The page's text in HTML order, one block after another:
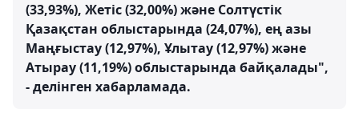
(33,93%), Жетіс (32,00%) және Солтүстік
Қазақстан облыстарында (24,07%), ең азы
Маңғыстау (12,97%), Ұлытау (12,97%) және
Атырау (11,19%) облыстарында байқалады",
- делінген хабарламада.